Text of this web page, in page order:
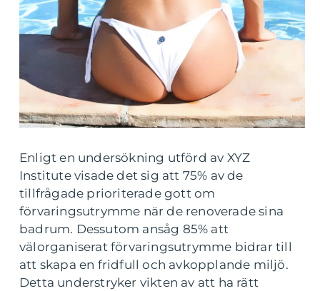
Enligt en undersökning utförd av XYZ
Institute visade det sig att 75% av de
tillfrågade prioriterade gott om
förvaringsutrymme när de renoverade sina
badrum. Dessutom ansåg 85% att
välorganiserat förvaringsutrymme bidrar till
att skapa en fridfull och avkopplande miljö.
Detta understryker vikten av att ha rätt